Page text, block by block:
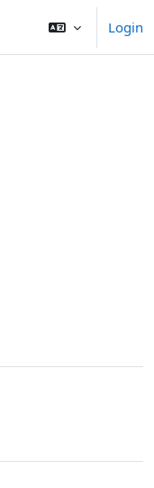
Login